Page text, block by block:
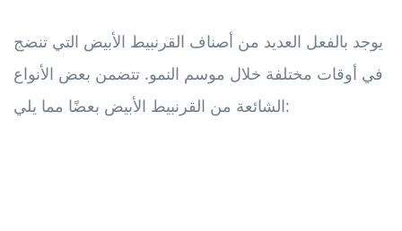
يوجد بالفعل العديد من أصناف القرنبيط الأبيض التي تنضج
في أوقات مختلفة خلال موسم النمو. تتضمن بعض الأنواع
الشائعة من القرنبيط الأبيض بعضًا مما يلي: